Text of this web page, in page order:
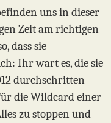
uns in dieser
Zeit am richtigen
dass sie
Ihr wart es, die sie
durchschritten
die Wildcard einer
zu stoppen und